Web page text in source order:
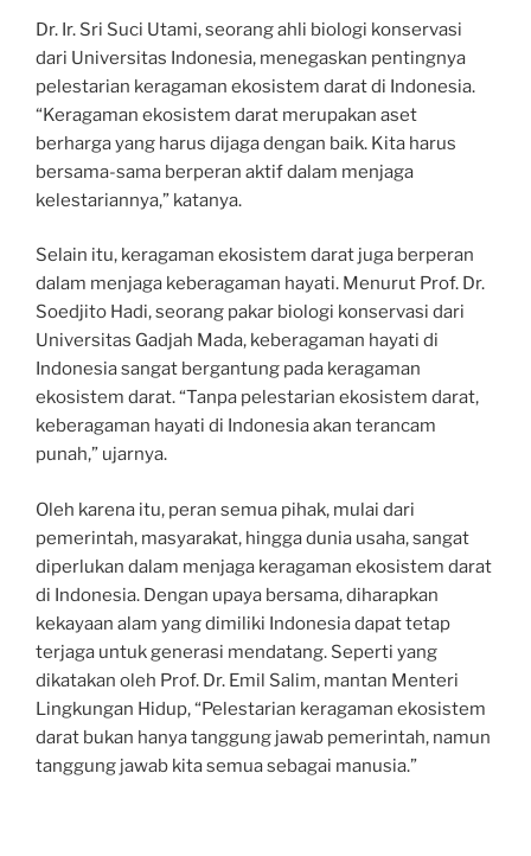
Dr. Ir. Sri Suci Utami, seorang ahli biologi konservasi
dari Universitas Indonesia, menegaskan pentingnya
pelestarian keragaman ekosistem darat di Indonesia.
“Keragaman ekosistem darat merupakan aset
berharga yang harus dijaga dengan baik. Kita harus
bersama-sama berperan aktif dalam menjaga
kelestariannya,” katanya.
Selain itu, keragaman ekosistem darat juga berperan
dalam menjaga keberagaman hayati. Menurut Prof. Dr.
Soedjito Hadi, seorang pakar biologi konservasi dari
Universitas Gadjah Mada, keberagaman hayati di
Indonesia sangat bergantung pada keragaman
ekosistem darat. “Tanpa pelestarian ekosistem darat,
keberagaman hayati di Indonesia akan terancam
punah,” ujarnya.
Oleh karena itu, peran semua pihak, mulai dari
pemerintah, masyarakat, hingga dunia usaha, sangat
diperlukan dalam menjaga keragaman ekosistem darat
di Indonesia. Dengan upaya bersama, diharapkan
kekayaan alam yang dimiliki Indonesia dapat tetap
terjaga untuk generasi mendatang. Seperti yang
dikatakan oleh Prof. Dr. Emil Salim, mantan Menteri
Lingkungan Hidup, “Pelestarian keragaman ekosistem
darat bukan hanya tanggung jawab pemerintah, namun
tanggung jawab kita semua sebagai manusia.”